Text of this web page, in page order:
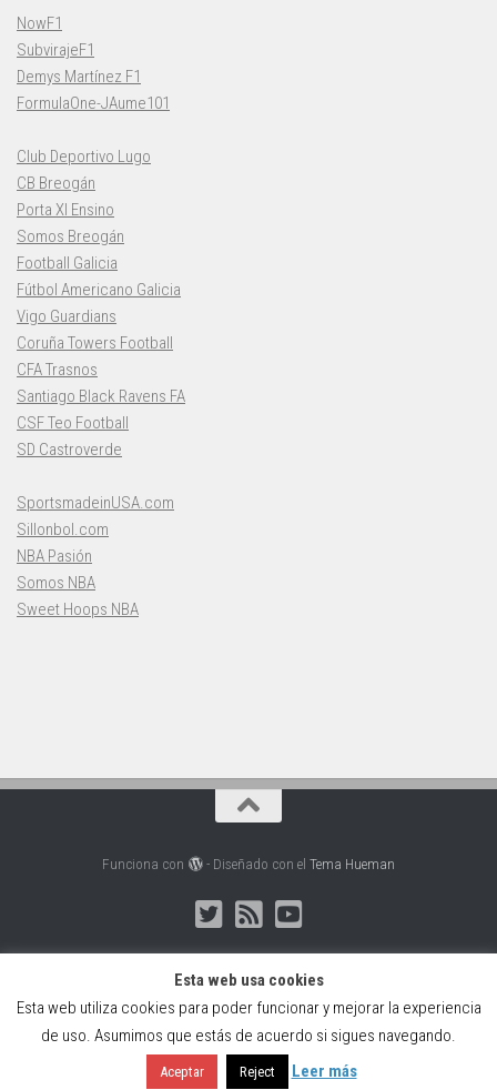
NowF1
SubvirajeF1
Demys Martínez F1
FormulaOne-JAume101
Club Deportivo Lugo
CB Breogán
Porta XI Ensino
Somos Breogán
Football Galicia
Fútbol Americano Galicia
Vigo Guardians
Coruña Towers Football
CFA Trasnos
Santiago Black Ravens FA
CSF Teo Football
SD Castroverde
SportsmadeinUSA.com
Sillonbol.com
NBA Pasión
Somos NBA
Sweet Hoops NBA
Funciona con - Diseñado con el Tema Hueman
Web creada, alojada y mantenida por Café Dixital SL - 2026.
Visítanos enhttps://cafedixital.como ponte en contacto con
nosotros en
info@cafedixital.com
Esta web usa cookies
Esta web utiliza cookies para poder funcionar y mejorar la experiencia
de uso. Asumimos que estás de acuerdo si sigues navegando.
Aceptar Reject Leer más